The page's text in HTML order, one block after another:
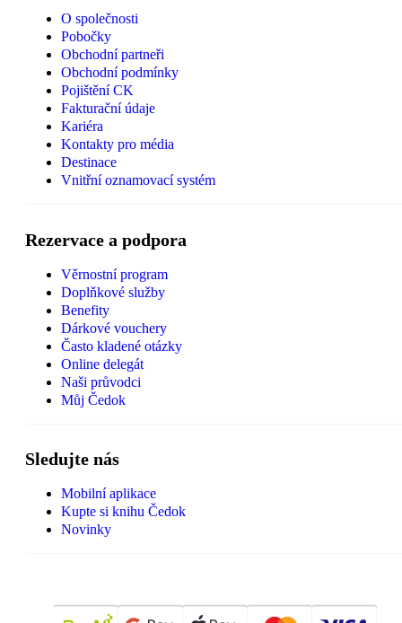
O společnosti
Pobočky
Obchodní partneři
Obchodní podmínky
Pojištění CK
Fakturační údaje
Kariéra
Kontakty pro média
Destinace
Vnitřní oznamovací systém
Rezervace a podpora
Věrnostní program
Doplňkové služby
Benefity
Dárkové vouchery
Často kladené otázky
Online delegát
Naši průvodci
Můj Čedok
Sledujte nás
Mobilní aplikace
Kupte si knihu Čedok
Novinky